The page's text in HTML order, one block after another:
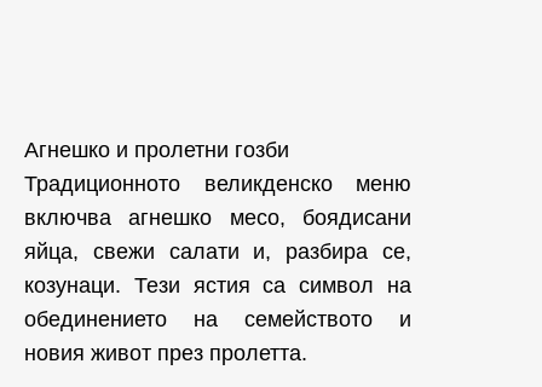
Агнешко и пролетни гозби
Традиционното великденско меню
включва агнешко месо, боядисани
яйца, свежи салати и, разбира се,
козунаци. Тези ястия са символ на
обединението на семейството и
новия живот през пролетта.